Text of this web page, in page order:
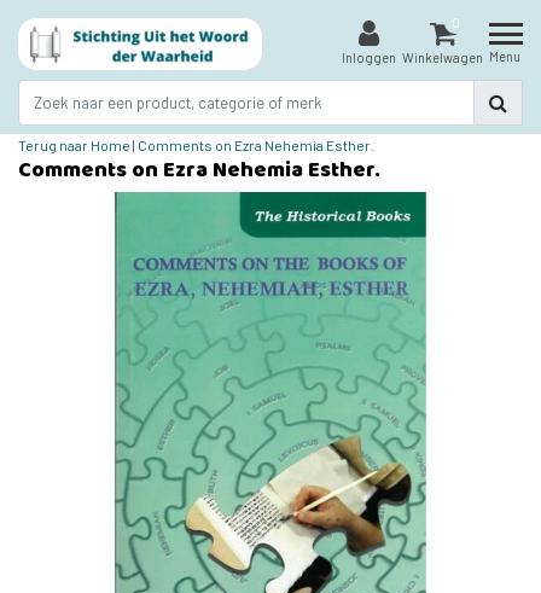
Inloggen
0
Winkelwagen Menu
Terug naar Home | Comments on Ezra Nehemia Esther.
Comments on Ezra Nehemia Esther.